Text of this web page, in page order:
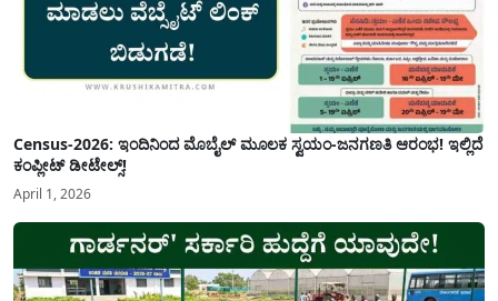
Census-2026: ಇಂದಿನಿಂದ ಮೊಬೈಲ್ ಮೂಲಕ ಸ್ವಯಂ-ಜನಗಣತಿ ಆರಂಭ! ಇಲ್ಲಿದೆ
ಕಂಪ್ಲೀಟ್ ಡೀಟೇಲ್ಸ್!
April 1, 2026